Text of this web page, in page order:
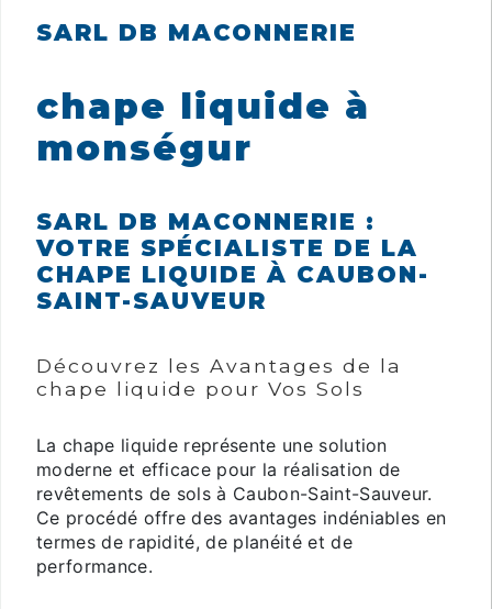
SARL DB MACONNERIE
chape liquide à
monségur
SARL DB MACONNERIE :
VOTRE SPÉCIALISTE DE LA
CHAPE LIQUIDE À CAUBON-
SAINT-SAUVEUR
Découvrez les Avantages de la
chape liquide pour Vos Sols
La chape liquide représente une solution
moderne et efficace pour la réalisation de
revêtements de sols à Caubon-Saint-Sauveur.
Ce procédé offre des avantages indéniables en
termes de rapidité, de planéité et de
performance.